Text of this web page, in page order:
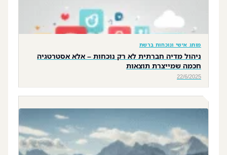
מותג אישי ונוכחות ברשת
ניהול מדיה חברתית לא רק נוכחות – אלא אסטרטגיה
חכמה שמייצרת תוצאות
22/6/2025